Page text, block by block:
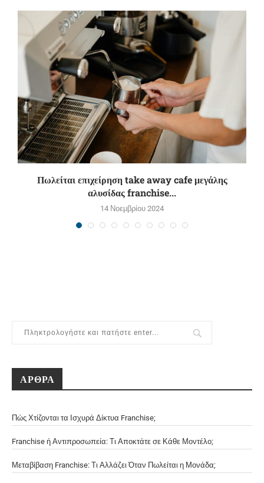
Πωλείται επιχείρηση take away cafe μεγάλης
αλυσίδας franchise...
14 Νοεμβρίου 2024
ΑΡΘΡΑ
Πώς Χτίζονται τα Ισχυρά Δίκτυα Franchise;
Franchise ή Αντιπροσωπεία: Τι Αποκτάτε σε Κάθε Μοντέλο;
Μεταβίβαση Franchise: Τι Αλλάζει Όταν Πωλείται η Μονάδα;